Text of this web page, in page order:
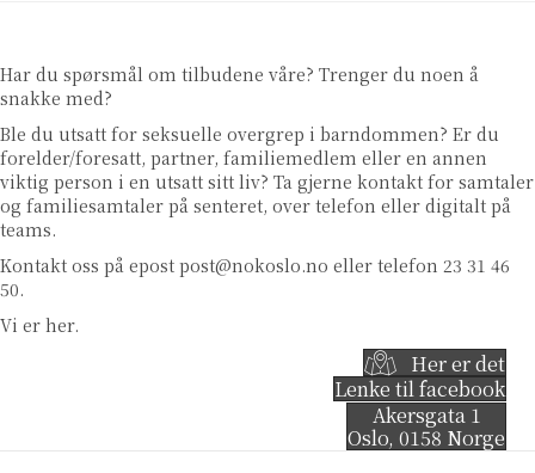
Har du spørsmål om tilbudene våre? Trenger du noen å
snakke med?
Ble du utsatt for seksuelle overgrep i barndommen? Er du
forelder/foresatt, partner, familiemedlem eller en annen
viktig person i en utsatt sitt liv? Ta gjerne kontakt for samtaler
og familiesamtaler på senteret, over telefon eller digitalt på
teams.
Kontakt oss på epost post@nokoslo.no eller telefon 23 31 46
50.
Vi er her.
Her er det
Lenke til facebook
Akersgata 1
Oslo, 0158 Norge